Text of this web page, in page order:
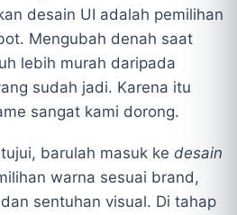
desain UI adalah pemilihan
Mengubah denah saat
lebih murah daripada
sudah jadi. Karena itu
sangat kami dorong.
barulah masuk ke desain
warna sesuai brand,
sentuhan visual. Di tahap